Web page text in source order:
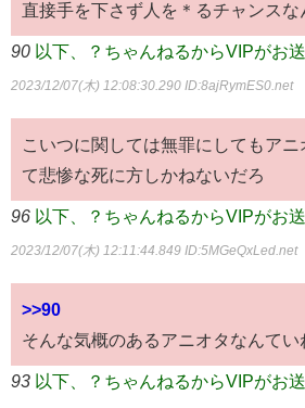
直接手を下さず人を＊るチャンスな
90 以下、？ちゃんねるからVIPがお
2023/12/07(木) 12:08:30.290 ID:8ajRymES0.net
こいつに関しては無罪にしてもア
て悲惨な死に方しかねないだろ
96 以下、？ちゃんねるからVIPがお
2023/12/07(木) 12:11:44.849 ID:5MGeQxLed.net
>>90
そんな気概のあるアニオタなんてい
93 以下、？ちゃんねるからVIPがお